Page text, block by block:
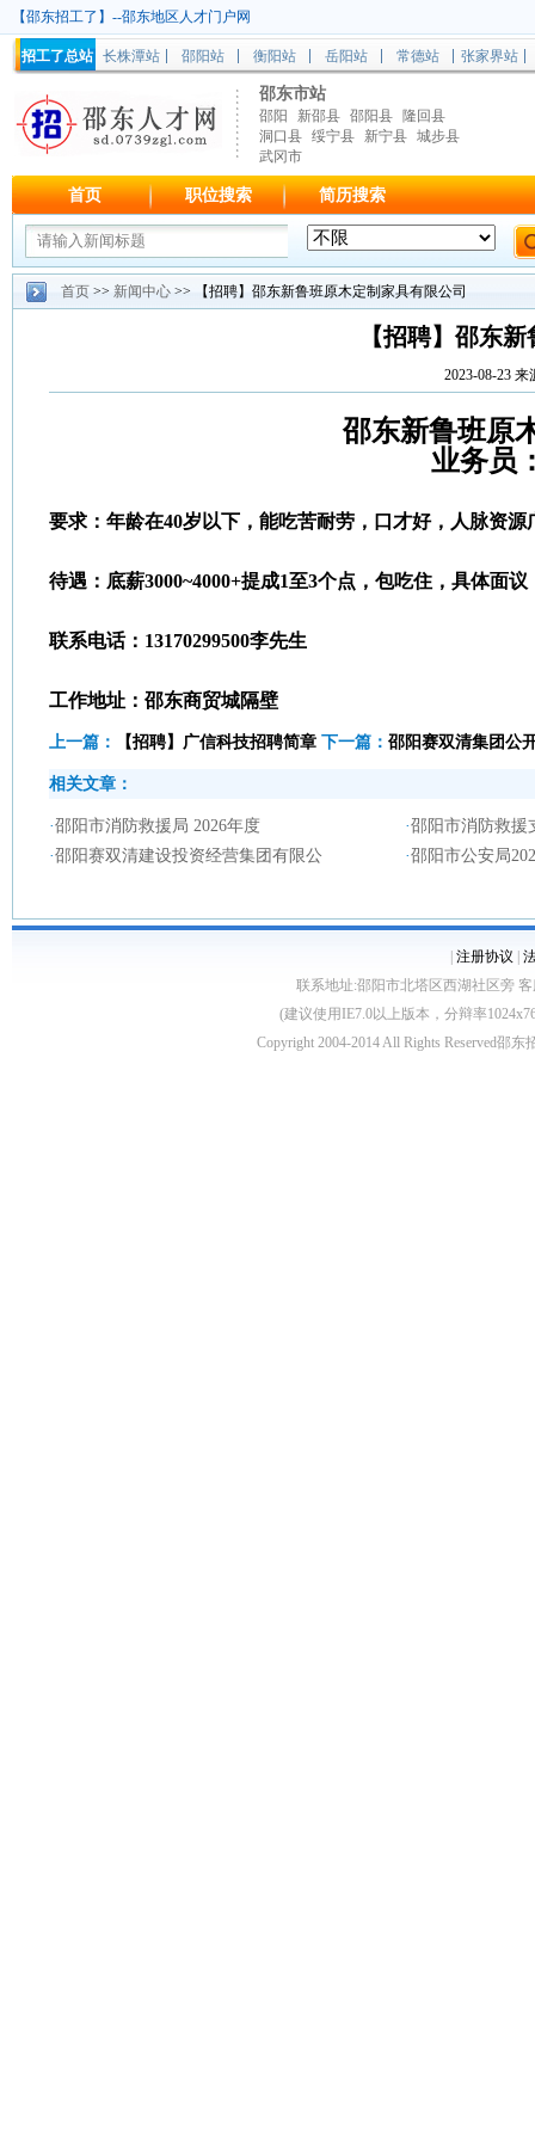
【邵东招工了】--邵东地区人才门户网
招工了总站 长株潭站 邵阳站 衡阳站 岳阳站 常德站 张家界站
邵东市站
邵阳 新邵县 邵阳县
隆回县
洞口县 绥宁县 新宁县 城步县
武冈市
首页 职位搜索 简历搜索
首页 >> 新闻中心 >> 【招聘】邵东新鲁班原木定制家具有限公司
【招聘】邵东
2023-08-23
邵东新鲁班原
业务员
要求：年龄在40岁以下，能吃苦耐劳，口才好，人脉资源
待遇：底薪3000~4000+提成1至3个点，包吃住，具体面议
联系电话：13170299500李先生
工作地址：邵东商贸城隔壁
上一篇： 【招聘】广信科技招聘简章 下一篇： 邵阳赛双清集团公
相关文章：
·邵阳市消防救援局 2026年度 ·邵阳市消防救援
·邵阳赛双清建设投资经营集团有限公 ·邵阳市公安局
注册协议
联系地址:邵阳市北塔区西湖社区旁 客
(建议使用IE7.0以上版本，分辩率
Copyright 2004-2014 All Rights Reserved邵东